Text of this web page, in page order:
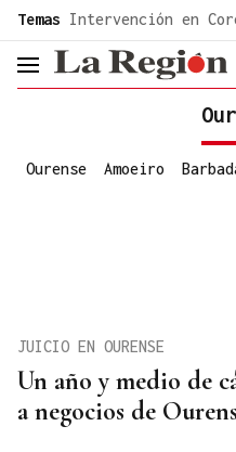
common.go-to-content
Temas Intervención en
header.menu.open
Ourense Amoeiro
Un año y medio de
a negocios de
JUICIO EN OURENSE